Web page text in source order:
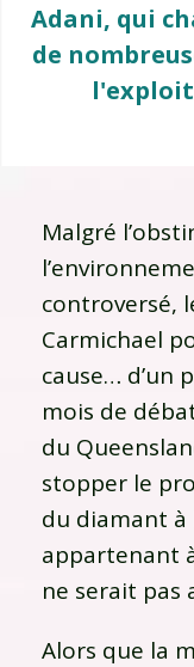
Adani, qui
de
Malgré
controversé,
Carmichael
cause… d’un
mois de
du
stopper le
du diamant à
appartenant
ne serait pas
Alors que la